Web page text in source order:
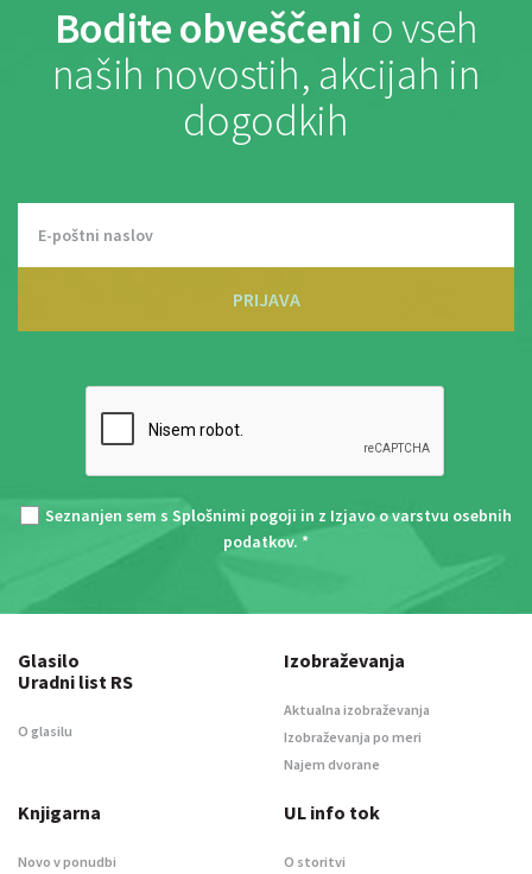
Bodite obveščeni o vseh
naših novostih, akcijah in
dogodkih
PRIJAVA
Seznanjen sem s Splošnimi pogoji in z Izjavo o varstvu osebnih
podatkov. *
Glasilo
Uradni list RS
O glasilu
Izobraževanja
Aktualna izobraževanja
Izobraževanja po meri
Najem dvorane
Knjigarna
Novo v ponudbi
UL info tok
O storitvi